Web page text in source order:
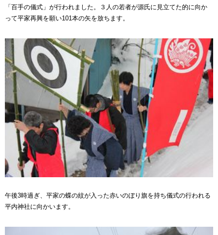
「百手の儀式」が行われました。３人の若者が源氏に見立てた的に向か
って平家再興を願い101本の矢を放ちます。
午後3時過ぎ、平家の蝶の紋が入った赤いのぼり旗を持ち儀式の行われる
平内神社に向かいます。